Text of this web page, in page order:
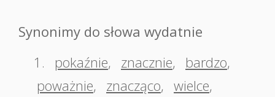
Synonimy do słowa wydatnie
1.
pokaźnie, znacznie, bardzo,
poważnie, znacząco, wielce,